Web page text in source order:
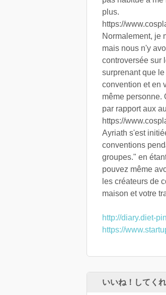
plus.
https://
Normalement, je
mais nous n'y
controversée sur
surprenant que
convention et en
même personne.
par rapport aux
https://
Ayriath s'est
conventions
groupes." en
pouvez même
les créateurs de
maison et votre
http://diary.diet-
https://
いいね！してく